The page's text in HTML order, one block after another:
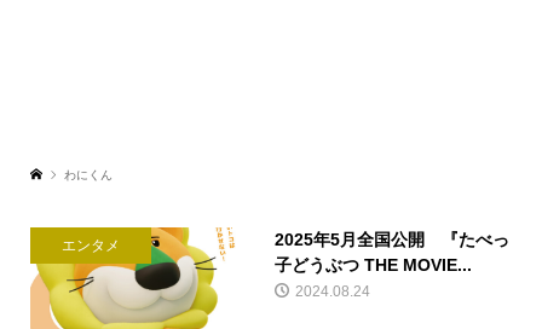
わにくん
エンタメ
2025年5月全国公開 『たべっ
子どうぶつ THE MOVIE...
2024.08.24